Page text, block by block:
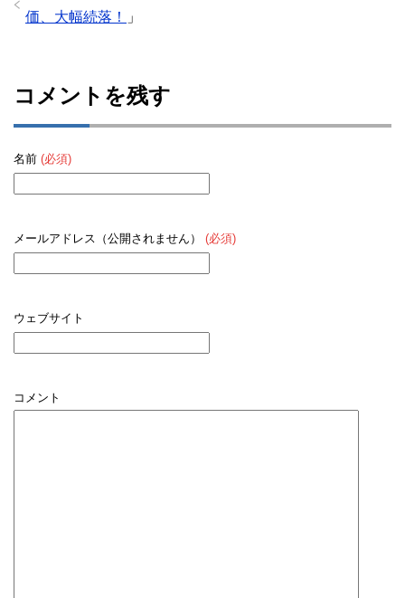
価、大幅続落！
」
コメントを残す
名前 (必須)
メールアドレス（公開されません） (必須)
ウェブサイト
コメント